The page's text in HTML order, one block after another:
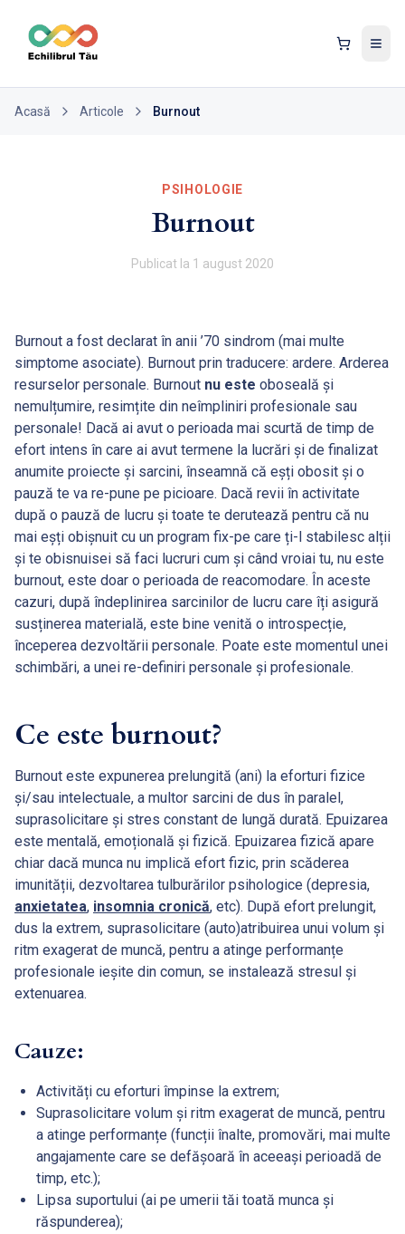
Acasă Articole Burnout
PSIHOLOGIE
Burnout
Publicat la 1 august 2020
Burnout a fost declarat în anii ’70 sindrom (mai multe
simptome asociate). Burnout prin traducere: ardere. Arderea
resurselor personale. Burnout nu este oboseală și
nemulțumire, resimțite din neîmpliniri profesionale sau
personale! Dacă ai avut o perioada mai scurtă de timp de
efort intens în care ai avut termene la lucrări și de finalizat
anumite proiecte și sarcini, înseamnă că eșți obosit și o
pauză te va re-pune pe picioare. Dacă revii în activitate
după o pauză de lucru și toate te derutează pentru că nu
mai eșți obișnuit cu un program fix-pe care ți-l stabilesc alții
și te obisnuisei să faci lucruri cum și când vroiai tu, nu este
burnout, este doar o perioada de reacomodare. În aceste
cazuri, după îndeplinirea sarcinilor de lucru care îți asigură
susținerea materială, este bine venită o introspecție,
începerea dezvoltării personale. Poate este momentul unei
schimbări, a unei re-definiri personale și profesionale.
Ce este burnout?
Burnout este expunerea prelungită (ani) la eforturi fizice
și/sau intelectuale, a multor sarcini de dus în paralel,
suprasolicitare și stres constant de lungă durată. Epuizarea
este mentală, emoțională și fizică. Epuizarea fizică apare
chiar dacă munca nu implică efort fizic, prin scăderea
imunității, dezvoltarea tulburărilor psihologice (depresia,
anxietatea, insomnia cronică, etc). După efort prelungit,
dus la extrem, suprasolicitare (auto)atribuirea unui volum și
ritm exagerat de muncă, pentru a atinge performanțe
profesionale ieșite din comun, se instalează stresul și
extenuarea.
Cauze:
Activități cu eforturi împinse la extrem;
Suprasolicitare volum și ritm exagerat de muncă, pentru
a atinge performanțe (funcții înalte, promovări, mai multe
angajamente care se defășoară în aceeași perioadă de
timp, etc.);
Lipsa suportului (ai pe umerii tăi toată munca și
răspunderea);